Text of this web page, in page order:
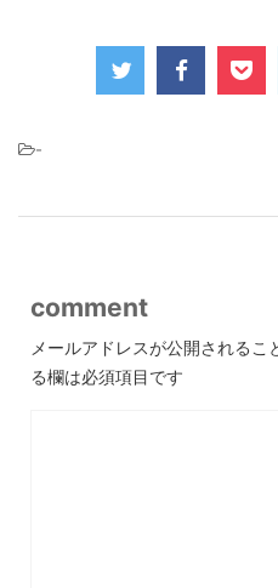
-
comment
メールアドレスが公開されるこ
る欄は必須項目です